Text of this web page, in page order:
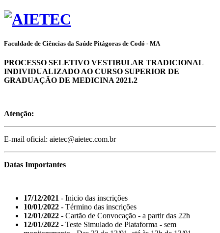
Faculdade de Ciências da Saúde Pitágoras de Codó - MA
PROCESSO SELETIVO VESTIBULAR TRADICIONAL
INDIVIDUALIZADO AO CURSO SUPERIOR DE
GRADUAÇÃO DE MEDICINA 2021.2
Atenção:
E-mail oficial: aietec@aietec.com.br
Datas Importantes
17/12/2021 - Inicio das inscrições
10/01/2022 - Término das inscrições
12/01/2022 - Cartão de Convocação - a partir das 22h
12/01/2022 - Teste Simulado de Plataforma - sem